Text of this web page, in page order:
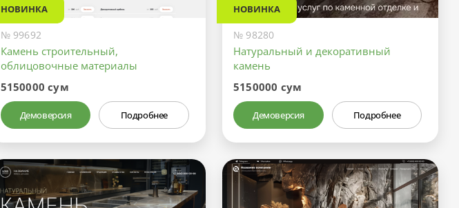
НОВИНКА
№ 99692
Камень строительный,
облицовочные материалы
5150000 сум
Демоверсия Подробнее
НОВИНКА
№ 98280
Натуральный и декоративный
камень
5150000 сум
Демоверсия Подробнее